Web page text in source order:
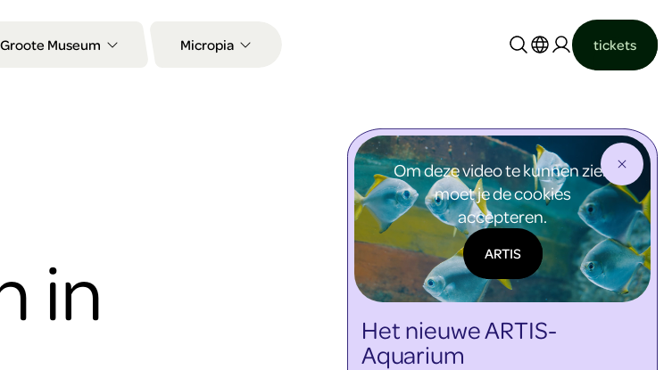
Groote Museum Micropia
tickets
in
Om deze video te kunnen zien
moet je de cookies
accepteren.
ARTIS
Het nieuwe ARTIS-
Aquarium